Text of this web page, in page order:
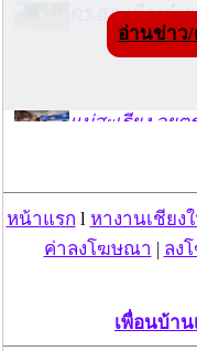
ตร.สภ.เมืองล
บ้านแจ้งพบถุง
ลำไย
แม่สะเรียง ลุย
“ลาว” ส่ง “24
เชียงของ เพื่อ
อ่านข่าว/
หน้าแรก l หางานเชียง
ค่าลงโฆษณา | ลง
เพื่อนบ้าน